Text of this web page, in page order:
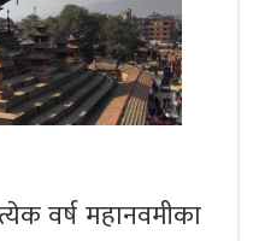
वर्ष महानवमीका